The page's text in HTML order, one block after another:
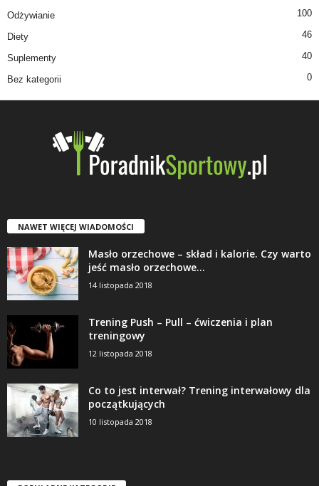
Odżywianie 100
Diety 46
Suplementy 40
Bez kategorii 0
NAWET WIĘCEJ WIADOMOŚCI
Masło orzechowe – skład i kalorie. Czy warto
jeść masło orzechowe...
14 listopada 2018
Trening Push – Pull – ćwiczenia i plan
treningowy
12 listopada 2018
Co to jest interwał? Trening interwałowy dla
początkujących
10 listopada 2018